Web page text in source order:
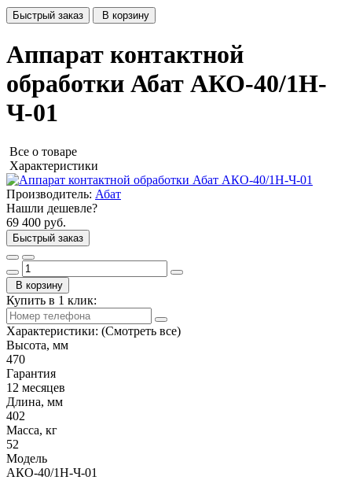
Быстрый заказ В корзину
Аппарат контактной
обработки Абат АКО-40/1Н-
Ч-01
Все о товаре
Характеристики
Производитель: Абат
Нашли дешевле?
69 400 руб.
Быстрый заказ
В корзину
Купить в 1 клик:
Характеристики: (Смотреть все)
Высота, мм
470
Гарантия
12 месяцев
Длина, мм
402
Масса, кг
52
Модель
АКО-40/1Н-Ч-01